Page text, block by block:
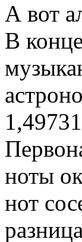
А вот
В
ноты
нот